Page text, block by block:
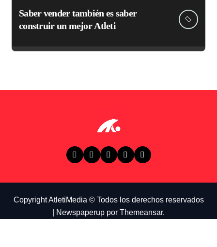
Saber vender también es saber
construir un mejor Atleti
Copyright AtletiMedia © Todos los derechos reservados
Newspaperup por Themeansar.